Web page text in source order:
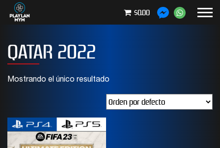
$0.00
QATAR 2022
Mostrando el único resultado